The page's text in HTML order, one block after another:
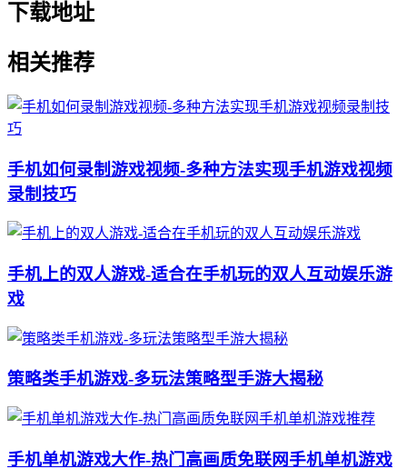
下载地址
相关推荐
手机如何录制游戏视频-多种方法实现手机游戏视频
录制技巧
手机上的双人游戏-适合在手机玩的双人互动娱乐游
戏
策略类手机游戏-多玩法策略型手游大揭秘
手机单机游戏大作-热门高画质免联网手机单机游戏